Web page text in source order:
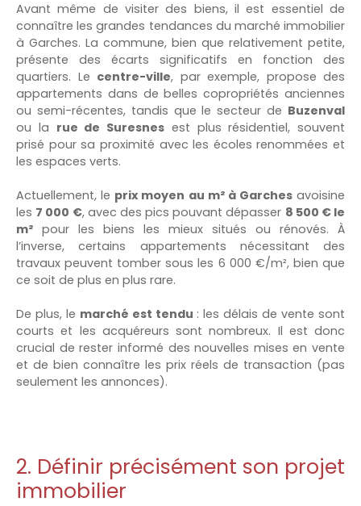
Avant même de visiter des biens, il est essentiel de
connaître les grandes tendances du marché immobilier
à Garches. La commune, bien que relativement petite,
présente des écarts significatifs en fonction des
quartiers. Le centre-ville, par exemple, propose des
appartements dans de belles copropriétés anciennes
ou semi-récentes, tandis que le secteur de Buzenval
ou la rue de Suresnes est plus résidentiel, souvent
prisé pour sa proximité avec les écoles renommées et
les espaces verts.
Actuellement, le prix moyen au m² à Garchesavoisine
les 7 000 €, avec des pics pouvant dépasser 8 500 € le
m² pour les biens les mieux situés ou rénovés. À
l’inverse, certains appartements nécessitant des
travaux peuvent tomber sous les 6 000 €/m², bien que
ce soit de plus en plus rare.
De plus, le marché est tendu : les délais de vente sont
courts et les acquéreurs sont nombreux. Il est donc
crucial de rester informé des nouvelles mises en vente
et de bien connaître les prix réels de transaction (pas
seulement les annonces).
2. Définir précisément son projet
immobilier